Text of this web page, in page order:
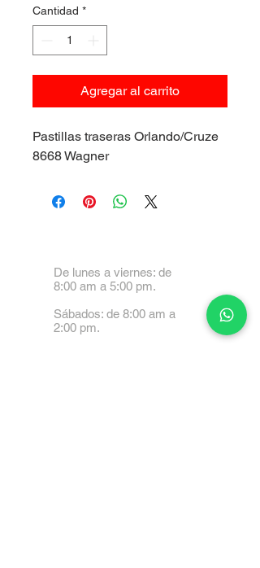
Cantidad *
Agregar al carrito
Pastillas traseras Orlando/Cruze
8668 Wagner
De lunes a viernes: de
8:00 am a 5:00 pm.
Sábados: de 8:00 am a
2:00 pm.